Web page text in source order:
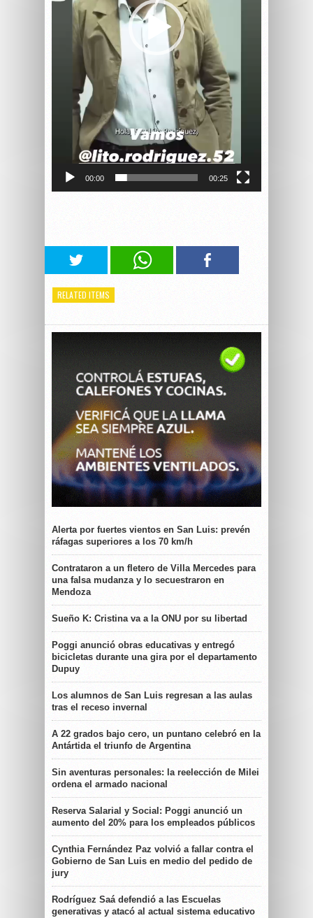
00:00 00:25
RELATED ITEMS
Alerta por fuertes vientos en San Luis: prevén
ráfagas superiores a los 70 km/h
Contrataron a un fletero de Villa Mercedes para
una falsa mudanza y lo secuestraron en
Mendoza
Sueño K: Cristina va a la ONU por su libertad
Poggi anunció obras educativas y entregó
bicicletas durante una gira por el departamento
Dupuy
Los alumnos de San Luis regresan a las aulas
tras el receso invernal
A 22 grados bajo cero, un puntano celebró en la
Antártida el triunfo de Argentina
Sin aventuras personales: la reelección de Milei
ordena el armado nacional
Reserva Salarial y Social: Poggi anunció un
aumento del 20% para los empleados públicos
Cynthia Fernández Paz volvió a fallar contra el
Gobierno de San Luis en medio del pedido de
jury
Rodríguez Saá defendió a las Escuelas
generativas y atacó al actual sistema educativo